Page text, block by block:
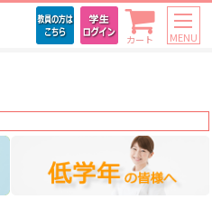
カート MENU